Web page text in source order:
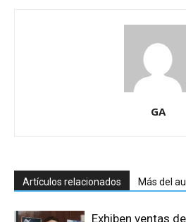
GA
Artículos relacionados Más del
Exhiben ventas